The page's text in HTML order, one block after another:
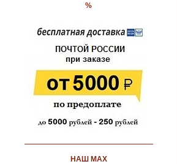
%
НАШ МАХ